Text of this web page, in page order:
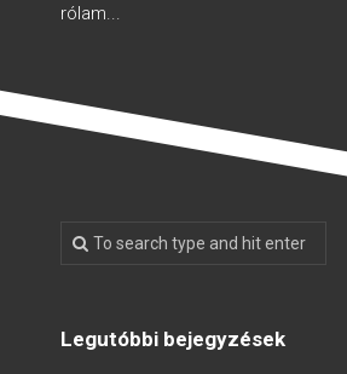
rólam...
Legutóbbi bejegyzések